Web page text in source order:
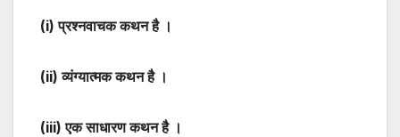
(i) प्रश्नवाचक कथन है ।
(ii) व्यंग्यात्मक कथन है ।
(iii) एक साधारण कथन है ।